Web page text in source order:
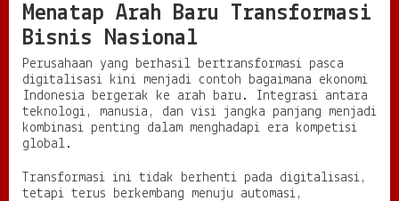
Menatap Arah Baru Transformasi
Bisnis Nasional
Perusahaan yang berhasil bertransformasi pasca
digitalisasi kini menjadi contoh bagaimana ekonomi
Indonesia bergerak ke arah baru. Integrasi antara
teknologi, manusia, dan visi jangka panjang menjadi
kombinasi penting dalam menghadapi era kompetisi
global.
Transformasi ini tidak berhenti pada digitalisasi,
tetapi terus berkembang menuju automasi,